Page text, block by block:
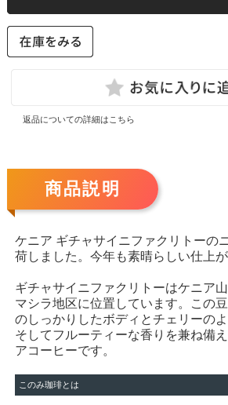
返品についての詳細はこちら
商品説明
ケニア ギチャサイニファクリトーの
荷しました。今年も素晴らしい仕上が
ギチャサイニファクリトーはケニア
マシラ地区に位置しています。この
のしっかりしたボディとチェリーのよ
そしてフルーティーな香りを兼ね備
アコーヒーです。
このみ珈琲とは